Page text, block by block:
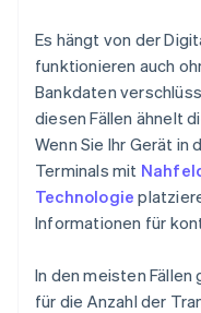
Es hängt von der
funktionieren auch
Bankdaten
diesen Fällen ähnelt
Wenn Sie Ihr Gerät
Terminals mit
Technologie
Informationen für
In den meisten
für die Anzahl der